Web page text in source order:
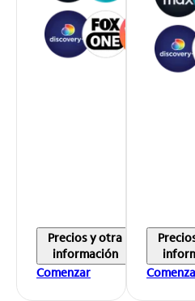
Precios y otra
información
Comenzar